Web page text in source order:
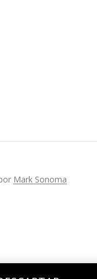
Mark Sonoma